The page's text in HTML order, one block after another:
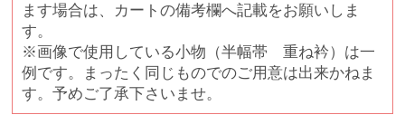
ます場合は、カートの備考欄へ記載をお願いしま
す。
※画像で使用している小物（半幅帯 重ね衿）は一
例です。まったく同じものでのご用意は出来かねま
す。予めご了承下さいませ。